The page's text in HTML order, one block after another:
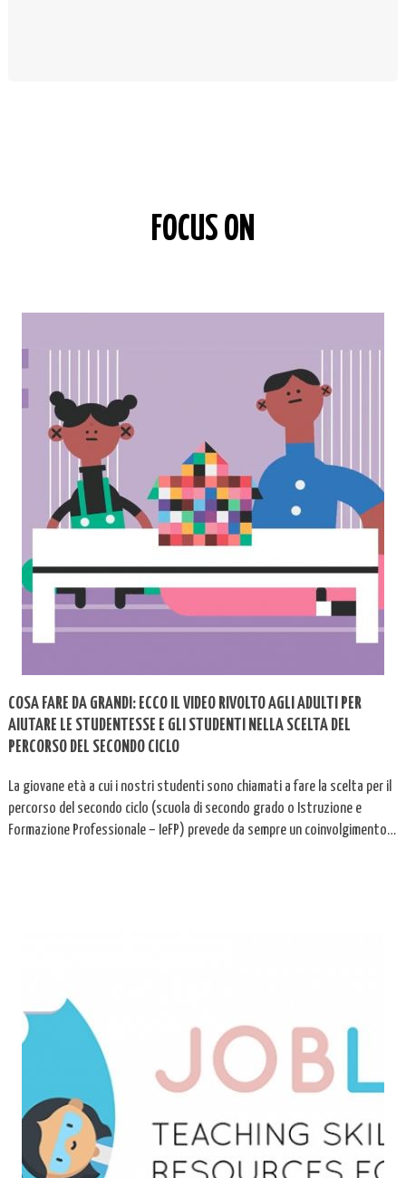
FOCUS ON
COSA FARE DA GRANDI: ECCO IL VIDEO RIVOLTO AGLI ADULTI PER
AIUTARE LE STUDENTESSE E GLI STUDENTI NELLA SCELTA DEL
PERCORSO DEL SECONDO CICLO
La giovane età a cui i nostri studenti sono chiamati a fare la scelta per il
percorso del secondo ciclo (scuola di secondo grado o Istruzione e
Formazione Professionale – IeFP) prevede da sempre un coinvolgimento